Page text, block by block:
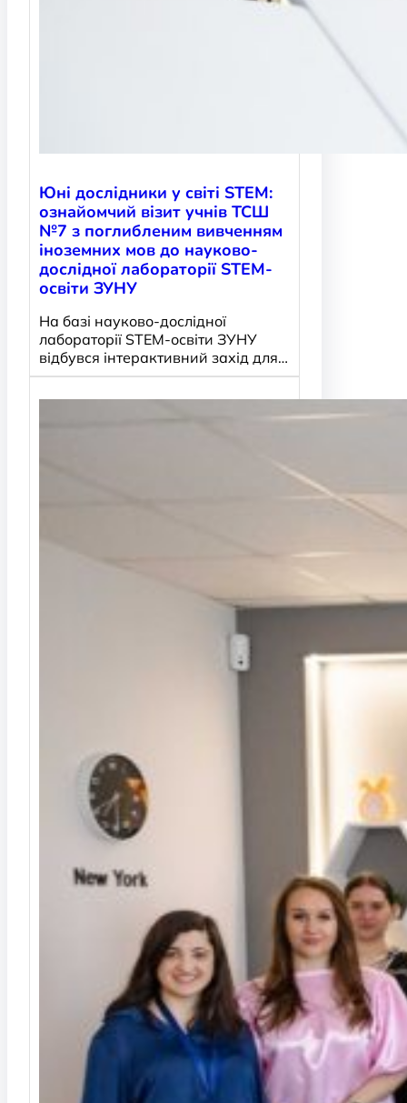
Юні дослідники у світі STEM:
ознайомчий візит учнів ТСШ
№7 з поглибленим вивченням
іноземних мов до науково-
дослідної лабораторії STEM-
освіти ЗУНУ
На базі науково-дослідної
лабораторії STEM-освіти ЗУНУ
відбувся інтерактивний захід для…